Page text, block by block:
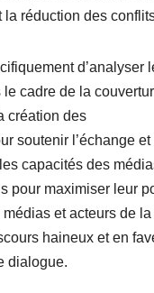
la réduction des
d’analyser
le cadre de la
création des
soutenir l’échange et
capacités des
pour maximiser leur
et acteurs de
haineux et en
dialogue.